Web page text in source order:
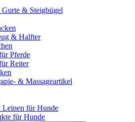
Gurte & Steigbügel
& Halfter
Pferde
Reiter
& Massageartikel
Leinen für Hunde
für Hunde